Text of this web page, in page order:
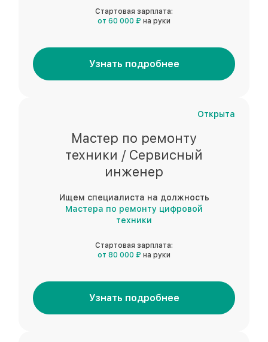
Стартовая зарплата:
от 60 000 ₽ на руки
Узнать подробнее
Открыта
Мастер по ремонту
техники / Сервисный
инженер
Ищем специалиста на должность
Мастера по ремонту цифровой
техники
Стартовая зарплата:
от 80 000 ₽ на руки
Узнать подробнее